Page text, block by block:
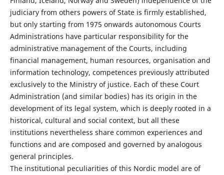
judiciary from others powers of State is firmly established,
but only starting from 1975 onwards autonomous Courts
Administrations have particular responsibility for the
administrative management of the Courts, including
financial management, human resources, organisation and
information technology, competences previously attributed
exclusively to the Ministry of justice. Each of these Court
Administration (and similar bodies) has its origin in the
development of its legal system, which is deeply rooted in a
historical, cultural and social context, but all these
institutions nevertheless share common experiences and
functions and are composed and governed by analogous
general principles.
The institutional peculiarities of this Nordic model are of